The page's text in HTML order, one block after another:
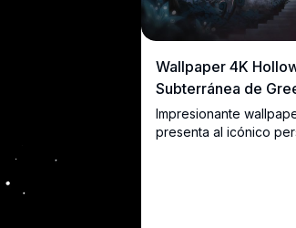
Wallpaper 4K
Subterránea de
Impresionante
presenta al icónico